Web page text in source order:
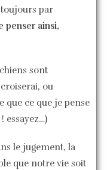
par
penser ainsi,
sont
ou
que ce que je pense
essayez…)
le jugement, la
que notre vie soit